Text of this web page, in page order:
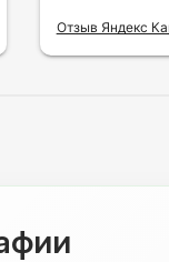
Отзыв Яндекс